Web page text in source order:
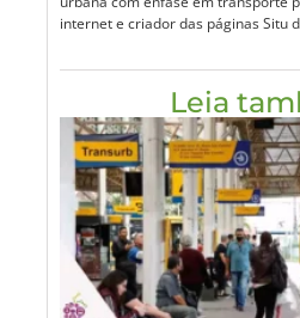
internet e criador das páginas Situ
Leia